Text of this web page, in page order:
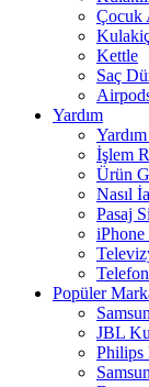
Çocuk
Kettle
Saç
Yardım
İşlem
Ürün
Nasıl
Pasaj
iPhone
Popüler
JBL
Philips